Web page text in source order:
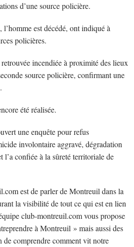
d’une source policière.
est décédé, ont indiqué à
policières.
incendiée à proximité des lieux
source policière, confirmant une
.
été réalisée.
une enquête pour refus
involontaire aggravé, dégradation
l’a confiée à la sûreté territoriale de
est de parler de Montreuil dans la
la visibilité de tout ce qui est en lien
club-montreuil.com vous propose
à Montreuil » mais aussi des
comprendre comment vit notre